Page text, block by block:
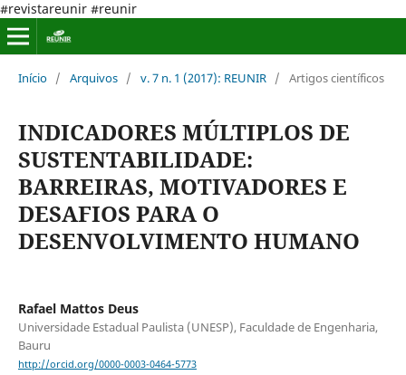
#revistareunir #reunir
Início / Arquivos / v. 7 n. 1 (2017): REUNIR / Artigos científicos
INDICADORES MÚLTIPLOS DE
SUSTENTABILIDADE:
BARREIRAS, MOTIVADORES E
DESAFIOS PARA O
DESENVOLVIMENTO HUMANO
Rafael Mattos Deus
Universidade Estadual Paulista (UNESP), Faculdade de Engenharia,
Bauru
http://orcid.org/0000-0003-0464-5773